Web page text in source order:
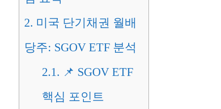
2. 미국 단기채권 월배
당주: SGOV ETF 분석
2.1. 📌 SGOV ETF
핵심 포인트